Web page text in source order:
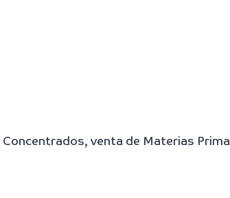
venta de Materias